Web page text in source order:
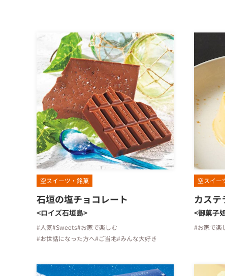
空スイーツ・銘菓
石垣の塩チョコレート
<ロイズ石垣島>
#人気#Sweets#お家で楽しむ
#お世話になった方へ#ご当地#みんな大好き
空スイー
カステ
<御菓子
#お家で楽